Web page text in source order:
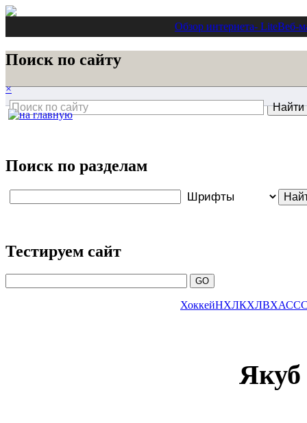
Обзор интернета- LiteВеб-
Поиск по сайту
×
Поиск по разделам
Тестируем сайт
ХоккейНХЛКХЛВХА